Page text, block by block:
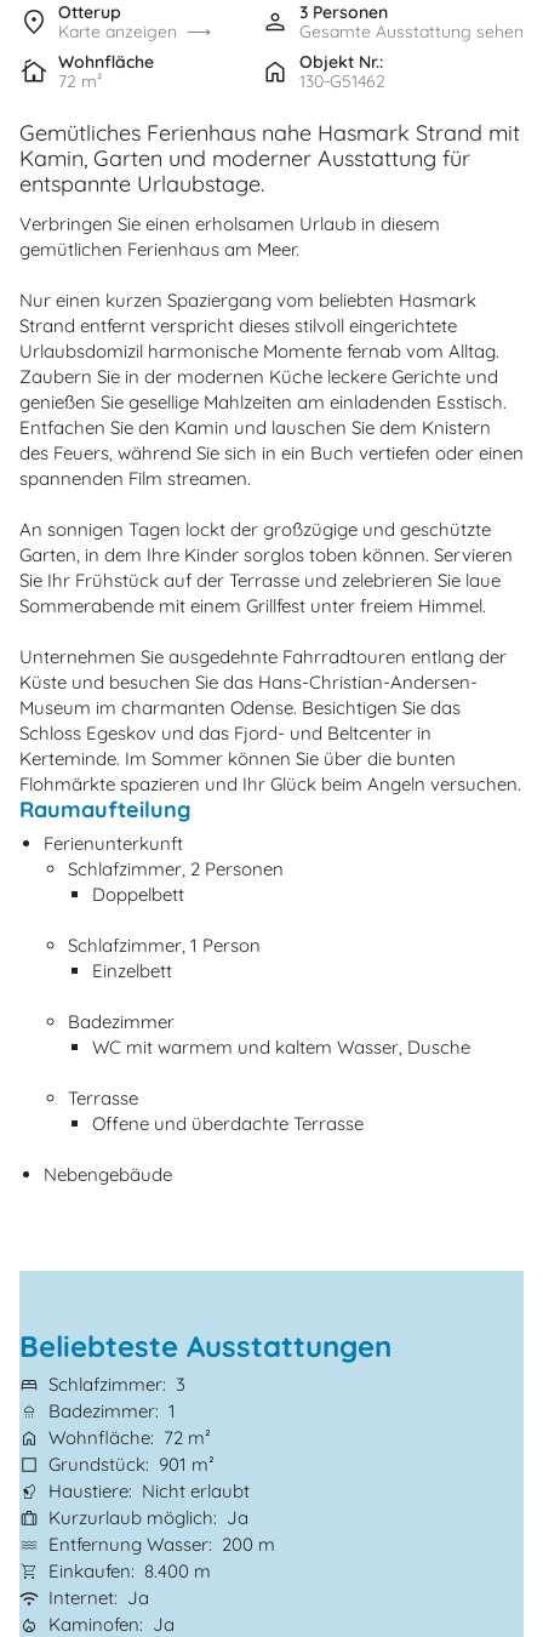
Otterup
Karte anzeigen
3 Personen
Gesamte Ausstattung sehen
Wohnfläche
72 m²
Objekt Nr.:
130-G51462
Gemütliches Ferienhaus nahe Hasmark Strand mit
Kamin, Garten und moderner Ausstattung für
entspannte Urlaubstage.
Verbringen Sie einen erholsamen Urlaub in diesem
gemütlichen Ferienhaus am Meer.
Nur einen kurzen Spaziergang vom beliebten Hasmark
Strand entfernt verspricht dieses stilvoll eingerichtete
Urlaubsdomizil harmonische Momente fernab vom Alltag.
Zaubern Sie in der modernen Küche leckere Gerichte und
genießen Sie gesellige Mahlzeiten am einladenden Esstisch.
Entfachen Sie den Kamin und lauschen Sie dem Knistern
des Feuers, während Sie sich in ein Buch vertiefen oder einen
spannenden Film streamen.
An sonnigen Tagen lockt der großzügige und geschützte
Garten, in dem Ihre Kinder sorglos toben können. Servieren
Sie Ihr Frühstück auf der Terrasse und zelebrieren Sie laue
Sommerabende mit einem Grillfest unter freiem Himmel.
Unternehmen Sie ausgedehnte Fahrradtouren entlang der
Küste und besuchen Sie das Hans-Christian-Andersen-
Museum im charmanten Odense. Besichtigen Sie das
Schloss Egeskov und das Fjord- und Beltcenter in
Kerteminde. Im Sommer können Sie über die bunten
Flohmärkte spazieren und Ihr Glück beim Angeln versuchen.
Raumaufteilung
Ferienunterkunft
Schlafzimmer, 2 Personen
Doppelbett
Schlafzimmer, 1 Person
Einzelbett
Badezimmer
WC mit warmem und kaltem Wasser, Dusche
Terrasse
Offene und überdachte Terrasse
Nebengebäude
Beliebteste Ausstattungen
Schlafzimmer
3
Badezimmer 1
Wohnfläche
72 m²
Grundstück
901 m²
Haustiere
Nicht erlaubt
Kurzurlaub möglich
Ja
Entfernung Wasser
200 m
Einkaufen
8.400 m
Internet
Ja
Kaminofen
Ja